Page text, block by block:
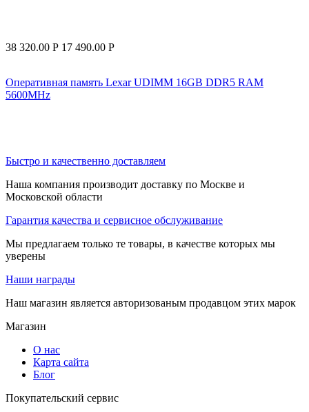
38 320.00 Р 17 490.00 Р
Оперативная память Lexar UDIMM 16GB DDR5 RAM
5600MHz
Быстро и качественно доставляем
Наша компания производит доставку по Москве и
Московской области
Гарантия качества и сервисное обслуживание
Мы предлагаем только те товары, в качестве которых мы
уверены
Наши награды
Наш магазин является авторизованым продавцом этих марок
Магазин
О нас
Карта сайта
Блог
Покупательский сервис